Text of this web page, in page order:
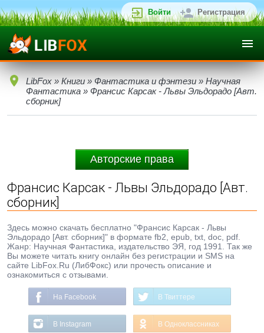
Войти Регистрация
LibFox » Книги » Фантастика и фэнтези » Научная
Фантастика » Франсис Карсак - Львы Эльдорадо [Авт.
сборник]
Авторские права
Франсис Карсак - Львы Эльдорадо [Авт.
сборник]
Здесь можно скачать бесплатно "Франсис Карсак - Львы
Эльдорадо [Авт. сборник]" в формате fb2, epub, txt, doc, pdf.
Жанр: Научная Фантастика, издательство ЭЯ, год 1991. Так же
Вы можете читать книгу онлайн без регистрации и SMS на
сайте LibFox.Ru (ЛибФокс) или прочесть описание и
ознакомиться с отзывами.
На Facebook В Твиттере
В Instagram В Одноклассниках